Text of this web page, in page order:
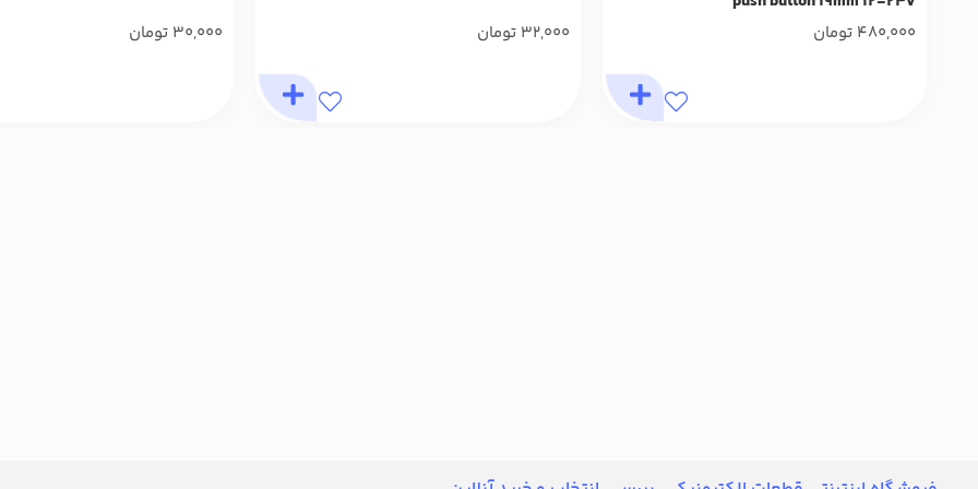
480,000 تومان 32,000 تومان 30,000 تومان